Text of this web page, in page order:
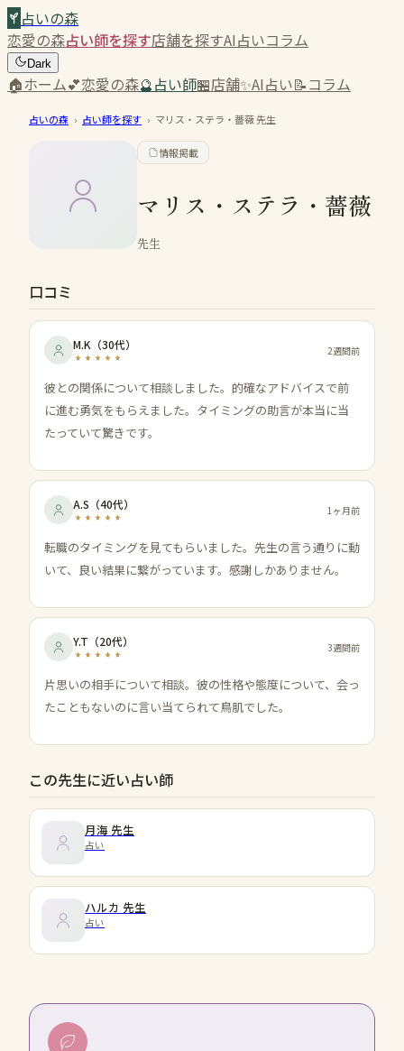
占いの森
恋愛の森占い師を探す店舗を探すAI占いコラム
Dark
🏠ホーム💕恋愛の森🔮占い師🏪店舗✨AI占い📝コラム
占いの森 › 占い師を探す › マリス・ステラ・薔薇先生
情報掲載
マリス・ステラ・薔薇
先生
口コミ
M.K （30代） 2週間前
彼との関係について相談しました。的確なアドバイスで前
に進む勇気をもらえました。タイミングの助言が本当に当
たっていて驚きです。
A.S （40代） 1ヶ月前
転職のタイミングを見てもらいました。先生の言う通りに動
いて、良い結果に繋がっています。感謝しかありません。
Y.T （20代） 3週間前
片思いの相手について相談。彼の性格や態度について、会っ
たこともないのに言い当てられて鳥肌でした。
この先生に近い占い師
月海 先生
占い
ハルカ 先生
占い